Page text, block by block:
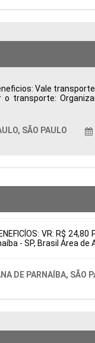
Vale
transporte:
Tipo deSÃO PAULO
VR: R$ 24,80
- SP, Brasil
DE PARNAÍBA, SÃO